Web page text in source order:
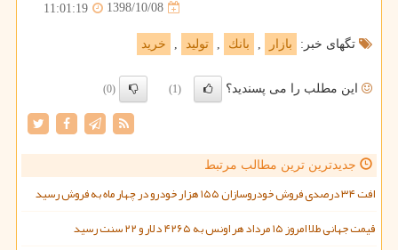
1398/10/08
11:01:19
تگهای خبر: بازار , بانك , تولید , خرید
این مطلب را می پسندید؟ (1)
(0)
جدیدترین ترین مطالب مرتبط
افت ۳۴ درصدی فروش خودروسازان ۱۵۵ هزار خودرو در چهار ماه به فروش رسید
قیمت جهانی طلا امروز ۱۵ مرداد هر اونس به ۴۲۶۵ دلار و ۲۲ سنت رسید